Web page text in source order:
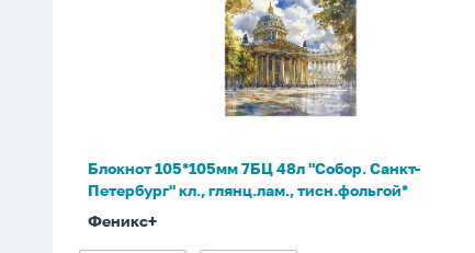
глянц.лам.,
тисн.фольгой*
Блокнот 105*105мм 7БЦ 48л "Собор. Санкт-
Петербург" кл., глянц.лам., тисн.фольгой*
Феникс+